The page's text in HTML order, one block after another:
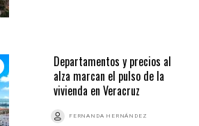
Departamentos y precios al
alza marcan el pulso de la
vivienda en Veracruz
FERNANDA HERNÁNDEZ